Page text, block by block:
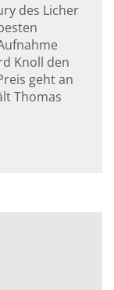
des Licher
Knoll den
geht an
Thomas